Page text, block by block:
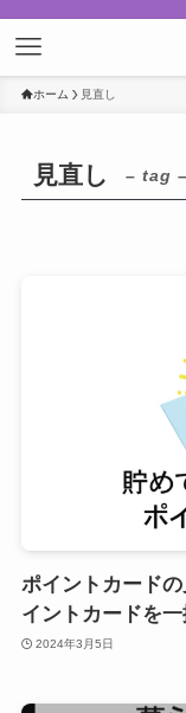
ホーム 見直し
見直し – tag –
ポイントカード
イントカードを
2024年3月5日